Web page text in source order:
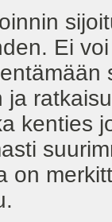
Ei
ja
kenties
on